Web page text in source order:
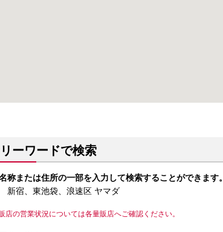
ーワードで検索
称または住所の一部を入力して検索することができます。
新宿、東池袋、浪速区 ヤマダ
店の営業状況については各量販店へご確認ください。